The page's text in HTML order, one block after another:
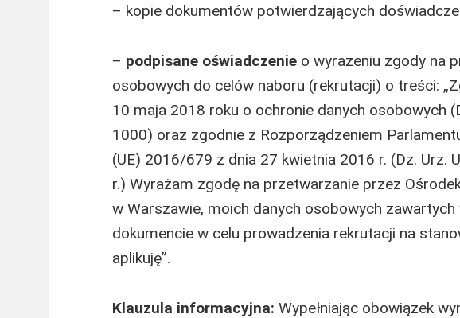
– kopie dokumentów potwierdzających
– podpisane oświadczenie o wyrażeniu zgody na
osobowych do celów naboru (rekrutacji) o treści:
10 maja 2018 roku o ochronie danych osobowych
1000) oraz zgodnie z Rozporządzeniem
(UE) 2016/679 z dnia 27 kwietnia 2016 r. (Dz. Urz.
r.) Wyrażam zgodę na przetwarzanie przez
w Warszawie, moich danych osobowych zawartych
dokumencie w celu prowadzenia rekrutacji na
aplikuję”.
Klauzula informacyjna:Wypełniając obowiązek